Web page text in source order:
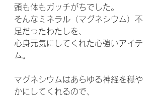
頭も体もガッチがちでした。
そんなミネラル（マグネシウム）不
足だったわたしを、
心身元気にしてくれた心強いアイテ
ム。
マグネシウムはあらゆる神経を穏や
かにしてくれるので、